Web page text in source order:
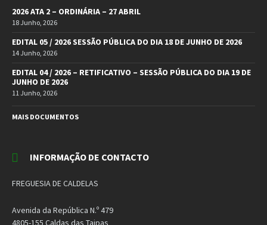
2026 ATA 2 – ORDINÁRIA – 27 ABRIL
18 Junho, 2026
EDITAL 05 / 2026 SESSÃO PÚBLICA DO DIA 18 DE JUNHO DE 2026
14 Junho, 2026
EDITAL 04 / 2026 – RETIFICATIVO – SESSÃO PÚBLICA DO DIA 19 DE
JUNHO DE 2026
11 Junho, 2026
MAIS DOCUMENTOS
INFORMAÇÃO DE CONTACTO
FREGUESIA DE CALDELAS
Avenida da República N.º 479
4805-155 Caldas das Taipas